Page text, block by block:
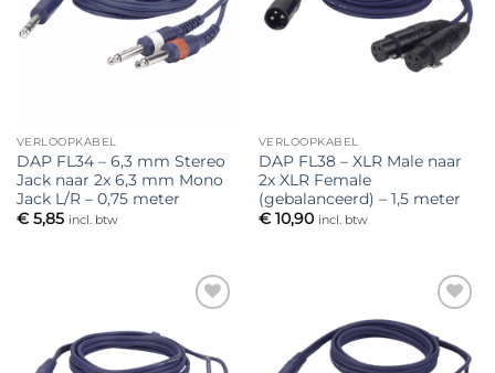
VERLOOPKABEL
DAP FL34 – 6,3 mm Stereo
Jack naar 2x 6,3 mm Mono
Jack L/R – 0,75 meter
€5,85 incl. btw
VERLOOPKABEL
DAP FL38 – XLR Male naar
2x XLR Female
(gebalanceerd) – 1,5 meter
€10,90 incl. btw
aan
verlanglijst
Toevoegen
aan
verlanglijst